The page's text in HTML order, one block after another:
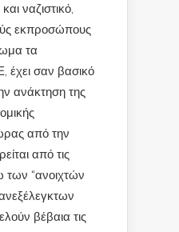
ναζιστικό,
εκπροσώπους
τα
έχει σαν βασικό
ανάκτηση της
από την
από τις
των “ανοιχτών
βέβαια τις